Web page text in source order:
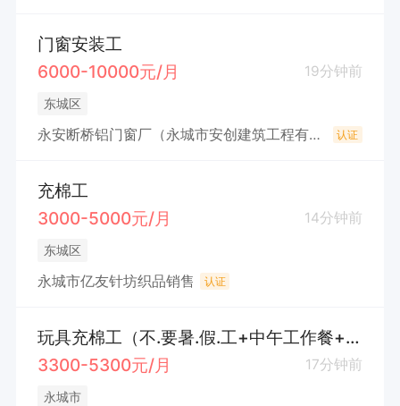
门窗安装工
6000-10000元/月
19分钟前
东城区
永安断桥铝门窗厂（永城市安创建筑工程有限公司） 认证
充棉工
3000-5000元/月
14分钟前
东城区
永城市亿友针坊织品销售 认证
玩具充棉工（不.要暑.假.工+中午工作餐+不耽误接送孩.子）
3300-5300元/月
17分钟前
永城市